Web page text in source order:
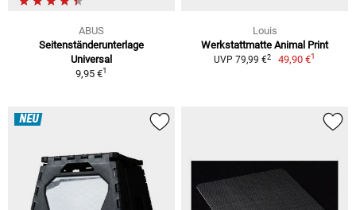
ABUS
Seitenständerunterlage
Universal
9,95 €1
Louis
Werkstattmatte Animal Print
UVP 79,99 €2 49,90 €1
NEU